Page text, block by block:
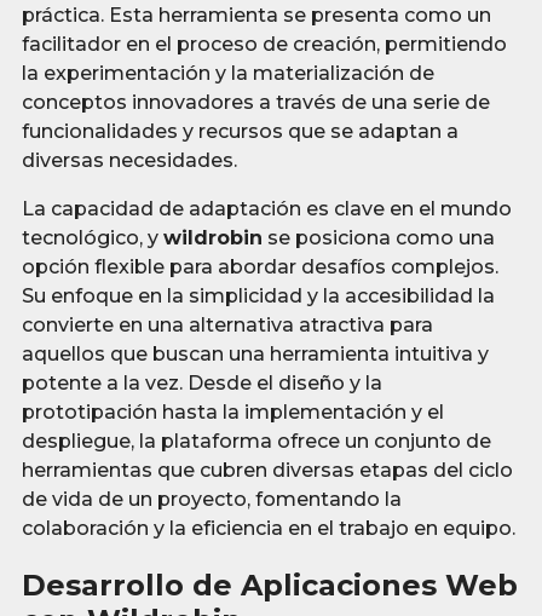
práctica. Esta herramienta se presenta como un
facilitador en el proceso de creación, permitiendo
la experimentación y la materialización de
conceptos innovadores a través de una serie de
funcionalidades y recursos que se adaptan a
diversas necesidades.
La capacidad de adaptación es clave en el mundo
tecnológico, y wildrobin se posiciona como una
opción flexible para abordar desafíos complejos.
Su enfoque en la simplicidad y la accesibilidad la
convierte en una alternativa atractiva para
aquellos que buscan una herramienta intuitiva y
potente a la vez. Desde el diseño y la
prototipación hasta la implementación y el
despliegue, la plataforma ofrece un conjunto de
herramientas que cubren diversas etapas del ciclo
de vida de un proyecto, fomentando la
colaboración y la eficiencia en el trabajo en equipo.
Desarrollo de Aplicaciones Web